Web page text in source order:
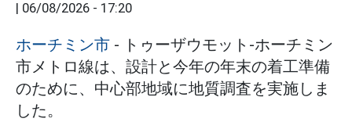
| 06/08/2026 - 17:20
ホーチミン市 - トゥーザウモット-ホーチミン
市メトロ線は、設計と今年の年末の着工準備
のために、中心部地域に地質調査を実施しま
した。